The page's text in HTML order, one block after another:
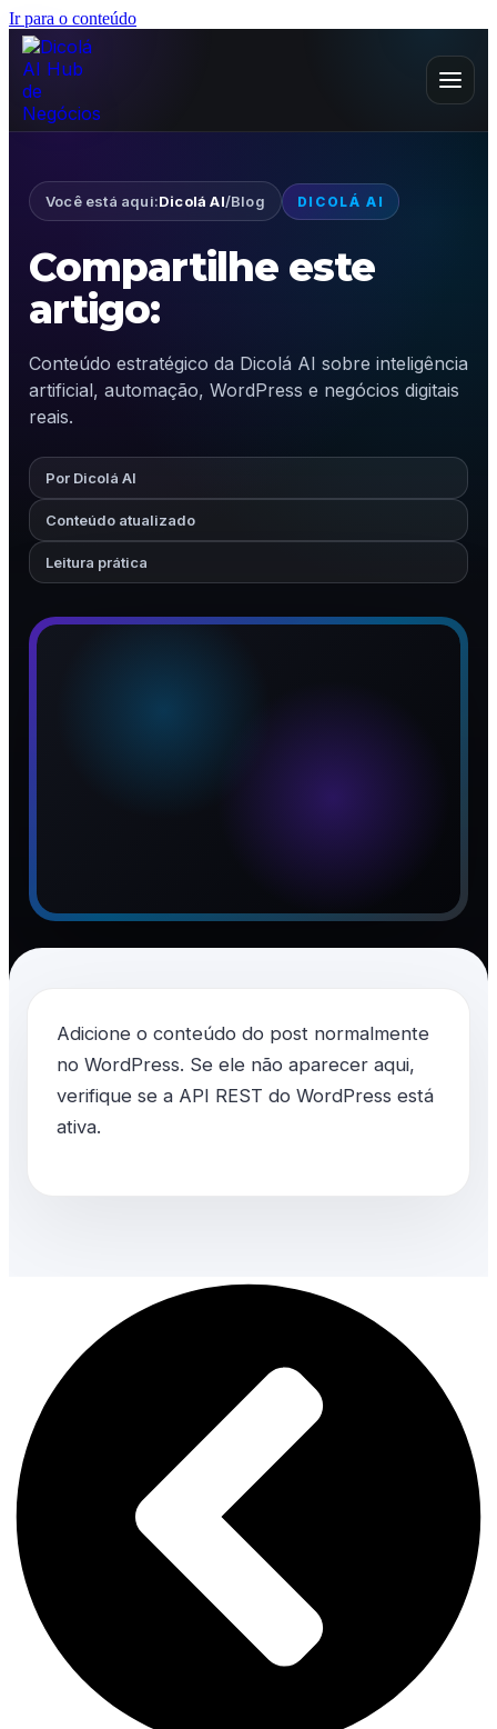
Ir para o conteúdo
Você está aqui:Dicolá AI/Blog DICOLÁ AI
Compartilhe este
artigo:
Conteúdo estratégico da Dicolá AI sobre inteligência
artificial, automação, WordPress e negócios digitais
reais.
Por Dicolá AI
Conteúdo atualizado
Leitura prática
Adicione o conteúdo do post normalmente
no WordPress. Se ele não aparecer aqui,
verifique se a API REST do WordPress está
ativa.